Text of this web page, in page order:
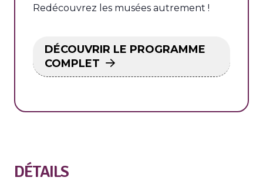
Redécouvrez les musées autrement !
DÉCOUVRIR LE PROGRAMME
COMPLET
DÉTAILS